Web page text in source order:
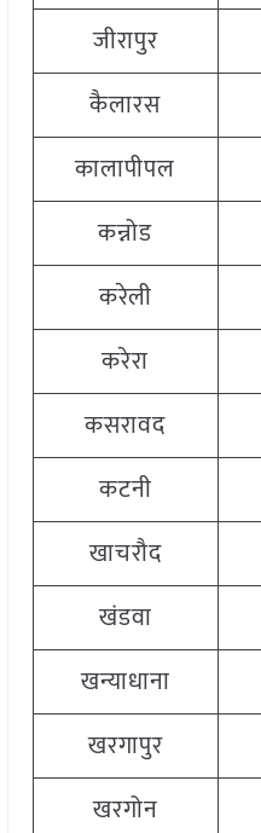
जीरापुर
कैलारस
कालापीपल
कन्नोड
करेली
करेरा
कसरावद
कटनी
खाचरौद
खंडवा
खन्याधाना
खरगापुर
खरगोन